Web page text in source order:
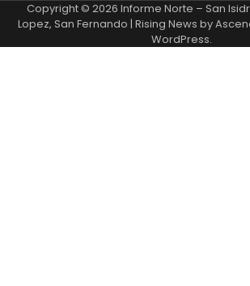
Copyright © 2026 Informe Norte – San
Lopez, San Fernando | Rising News by
WordPress.